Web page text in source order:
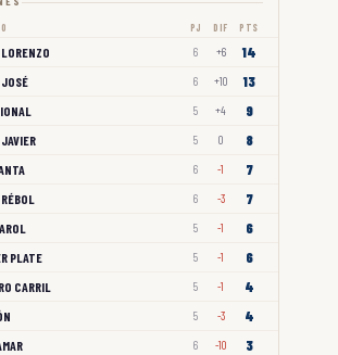
PJ DIF PTS
6 +6 14
6 +10 13
5 +4 9
5 0 8
6 -1 7
6 -3 7
5 -1 6
PLATE 5 -1 6
CARRIL 5 -1 4
5 -3 4
6 -10 3